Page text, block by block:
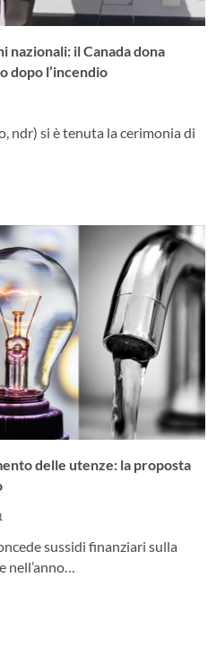
nazionali: il Canada dona
dopo l’incendio
ndr) si è tenuta la cerimonia di
delle utenze: la proposta
sussidi finanziari sulla